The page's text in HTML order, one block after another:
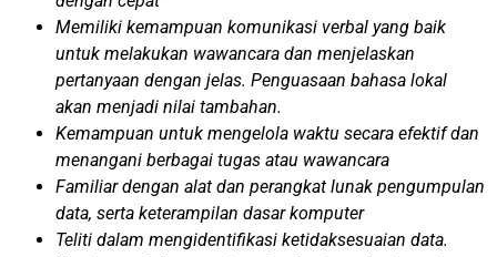
Memiliki kemampuan komunikasi verbal yang baik
untuk melakukan wawancara dan menjelaskan
pertanyaan dengan jelas. Penguasaan bahasa lokal
akan menjadi nilai tambahan.
Kemampuan untuk mengelola waktu secara efektif dan
menangani berbagai tugas atau wawancara
Familiar dengan alat dan perangkat lunak pengumpulan
data, serta keterampilan dasar komputer
Teliti dalam mengidentifikasi ketidaksesuaian data.